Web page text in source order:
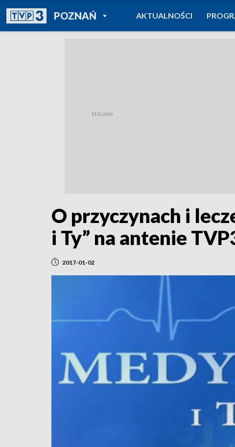
POZNAŃPOWRÓT DO
TVP REGIONY
AKTUALNOŚCI
O przyczynach i
i Ty” na antenie
2017-01-02